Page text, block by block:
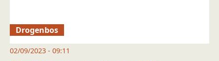
Drogenbos
02/09/2023 - 09:11